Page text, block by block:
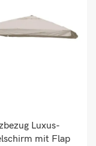
Luxus-
mit Flap